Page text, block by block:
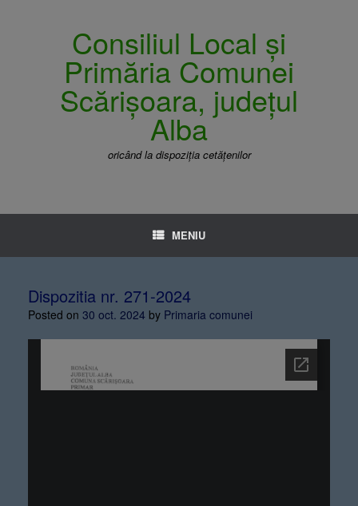
Consiliul Local și
Primăria Comunei
Scărișoara, județul
Alba
oricând la dispoziția cetățenilor
MENIU
Dispozitia nr. 271-2024
Posted on 30 oct. 2024 by Primaria comunei